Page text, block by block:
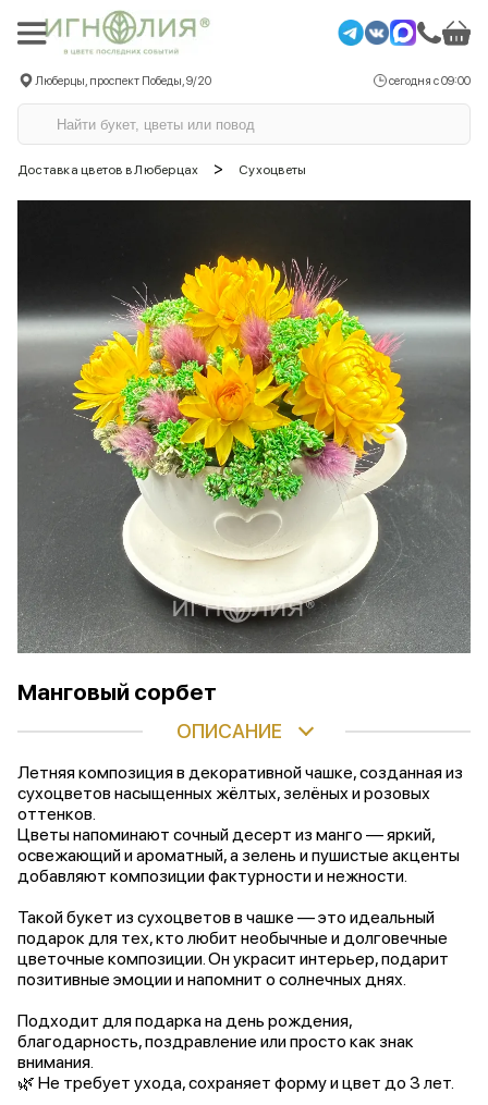
Люберцы, проспект Победы, 9/20 сегодня с 09:00
Доставка цветов в Люберцах > Сухоцветы
Манговый сорбет
ОПИСАНИЕ
Летняя композиция в декоративной чашке, созданная из
сухоцветов насыщенных жёлтых, зелёных и розовых
оттенков.
Цветы напоминают сочный десерт из манго — яркий,
освежающий и ароматный, а зелень и пушистые акценты
добавляют композиции фактурности и нежности.
Такой букет из сухоцветов в чашке — это идеальный
подарок для тех, кто любит необычные и долговечные
цветочные композиции. Он украсит интерьер, подарит
позитивные эмоции и напомнит о солнечных днях.
Подходит для подарка на день рождения,
благодарность, поздравление или просто как знак
внимания.
🌿 Не требует ухода, сохраняет форму и цвет до 3 лет.